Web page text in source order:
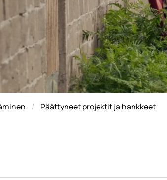
Päättyneet projektit ja hankkeet